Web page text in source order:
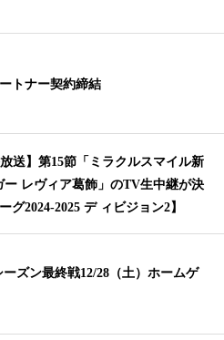
トナー契約締結
放送】第15節「ミラクルスマイル新
ー レヴィア葛飾」のTV生中継が決
グ2024-2025 デ ィビジョン2】
ーズン最終戦12/28（土）ホームゲ